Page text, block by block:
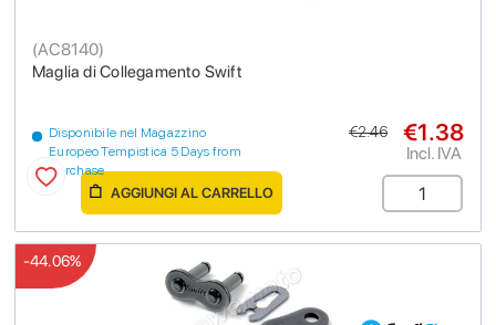
Maglia di Collegamento Swift
(AC8140)
Disponibile nel Magazzino
Europeo Tempistica 5 Days from
purchase
€2.46 €1.38
Incl. IVA
AGGIUNGI AL CARRELLO
-44.06%